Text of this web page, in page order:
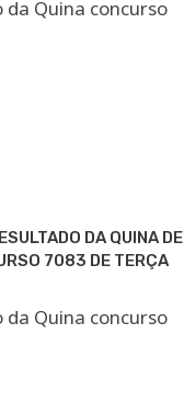
DA QUINA DE
7083 DE TERÇA